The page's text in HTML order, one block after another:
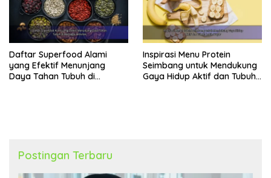
Daftar Superfood Alami
yang Efektif Menunjang
Daya Tahan Tubuh di
Inspirasi Menu Protein
Seimbang untuk Mendukung
Gaya Hidup Aktif dan Tubuh
Postingan Terbaru